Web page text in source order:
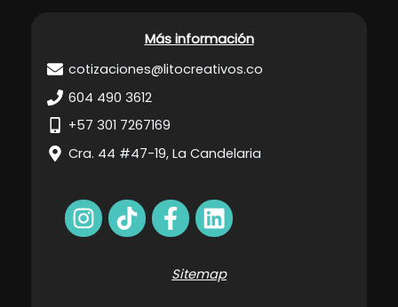
Más información
cotizaciones@litocreativos.co
604 490 3612
+57 301 7267169
Cra. 44 #47-19, La Candelaria
Sitemap